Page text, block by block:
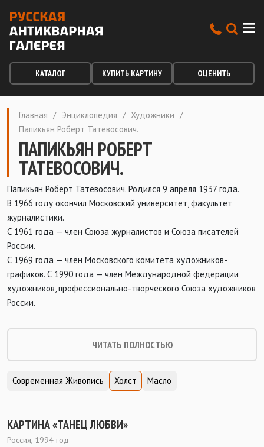
КАТАЛОГ КУПИТЬ КАРТИНУ ОЦЕНИТЬ
Главная / Энциклопедия / Художники /
Папикьян Роберт Татевосович.
ПАПИКЬЯН РОБЕРТ
ТАТЕВОСОВИЧ.
Папикьян Роберт Татевосович. Родился 9 апреля 1937 года.
В 1966 году окончил Московский университет, факультет
журналистики.
С 1961 года — член Союза журналистов и Союза писателей
России.
С 1969 года — член Московского комитета художников-
графиков. С 1990 года — член Международной федерации
художников, профессионально-творческого Союза художников
России.
ЧИТАТЬ ПОЛНОСТЬЮ
Современная Живопись Холст Масло
КАРТИНА «ТАНЕЦ ЛЮБВИ»
Россия, 1994 год